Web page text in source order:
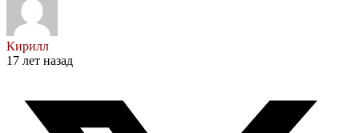
Кирилл
17 лет назад